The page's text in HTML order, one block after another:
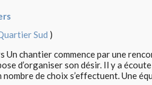
Sud )
Un chantier commence par une
d’organiser son désir. Il y a
de choix s’effectuent. Une